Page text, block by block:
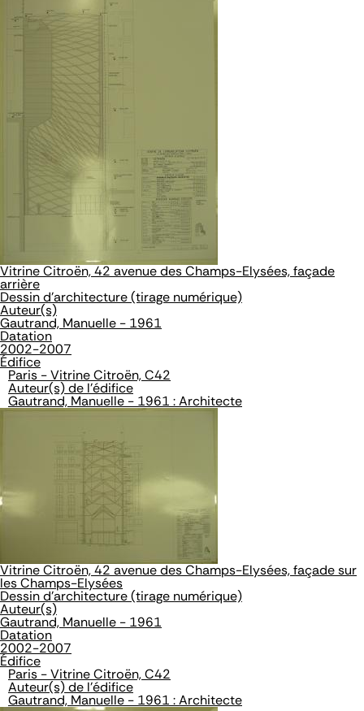
Vitrine Citroën, 42 avenue des Champs-Elysées, façade
arrière
Dessin d'architecture (tirage numérique)
Auteur(s)
Gautrand, Manuelle - 1961
Datation
2002-2007
Édifice
Paris - Vitrine Citroën, C42
Auteur(s) de l'édifice
Gautrand, Manuelle - 1961 : Architecte
Vitrine Citroën, 42 avenue des Champs-Elysées, façade sur
les Champs-Elysées
Dessin d'architecture (tirage numérique)
Auteur(s)
Gautrand, Manuelle - 1961
Datation
2002-2007
Édifice
Paris - Vitrine Citroën, C42
Auteur(s) de l'édifice
Gautrand, Manuelle - 1961 : Architecte